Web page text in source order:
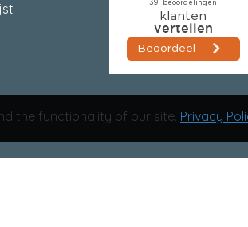
the functionality of our site. Privacy